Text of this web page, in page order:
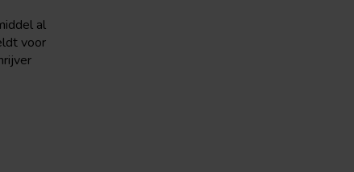
al
voor